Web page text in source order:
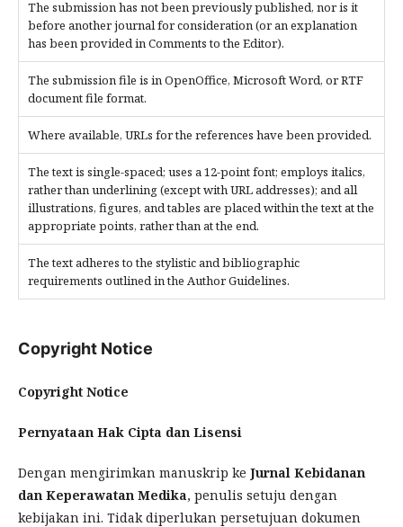
The submission has not been previously published, nor is it
before another journal for consideration (or an explanation
has been provided in Comments to the Editor).
The submission file is in OpenOffice, Microsoft Word, or RTF
document file format.
Where available, URLs for the references have been provided.
The text is single-spaced; uses a 12-point font; employs italics,
rather than underlining (except with URL addresses); and all
illustrations, figures, and tables are placed within the text at the
appropriate points, rather than at the end.
The text adheres to the stylistic and bibliographic
requirements outlined in the Author Guidelines.
Copyright Notice
Copyright Notice
Pernyataan Hak Cipta dan Lisensi
Dengan mengirimkan manuskrip ke Jurnal Kebidanan
dan Keperawatan Medika, penulis setuju dengan
kebijakan ini. Tidak diperlukan persetujuan dokumen